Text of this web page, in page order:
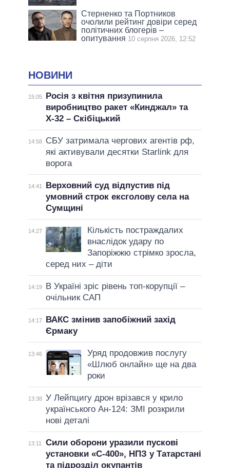
Стерненко та Портников
очолили рейтинг довіри серед
політичних блогерів –
опитування 10 серпня 2026, 12:52
НОВИНИ
15:05
Росія з квітня призупинила
виробництво ракет «Кинджал» та
Х-32 – Скібіцький
14:58
СБУ затримала чергових агентів рф,
які активували десятки Starlink для
ворога
14:41
Верховний суд відпустив під
умовний строк ексголову села на
Сумщині
14:27
Кількість постраждалих
внаслідок удару по
Запоріжжю стрімко зросла,
серед них – діти
14:19
В Україні зріс рівень топ-корупції –
очільник САП
14:17
ВАКС змінив запобіжний захід
Єрмаку
13:46
Уряд продовжив послугу
«Шлюб онлайн» ще на два
роки
13:38 У Лейпцигу дрон врізався у крило
українського Ан-124: ЗМІ розкрили
нові деталі
13:11
Сили оборони уразили пускові
установки «С-400», НПЗ у Татарстані
та підрозділ окупантів